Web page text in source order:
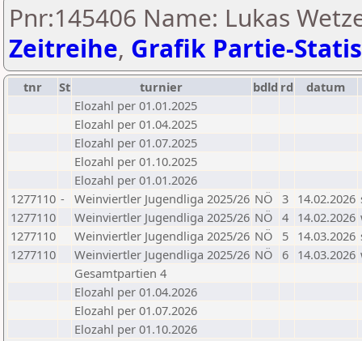
Pnr:145406 Name: Lukas
Zeitreihe, Grafik Partie-
tnr St turnier bdld rd
datum
Elozahl per 01.01.2025
Elozahl per 01.04.2025
Elozahl per 01.07.2025
Elozahl per 01.10.2025
Elozahl per 01.01.2026
1277110 - Weinviertler Jugendliga 2025/26 NÖ 3 14.02.2026
1277110
Weinviertler Jugendliga 2025/26 NÖ 4 14.02.2026
1277110
Weinviertler Jugendliga 2025/26 NÖ 5 14.03.2026
1277110
Weinviertler Jugendliga 2025/26 NÖ 6 14.03.2026
Gesamtpartien 4
Elozahl per 01.04.2026
Elozahl per 01.07.2026
Elozahl per 01.10.2026